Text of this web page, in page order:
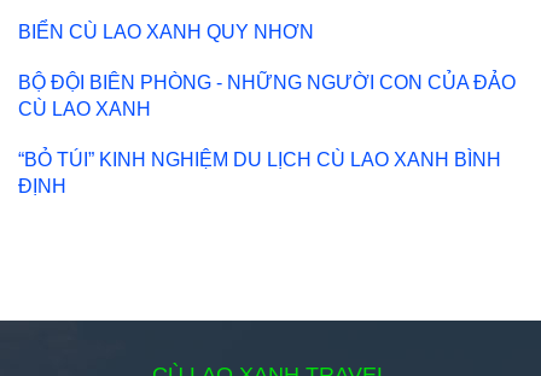
BIỂN CÙ LAO XANH QUY NHƠN
BỘ ĐỘI BIÊN PHÒNG - NHỮNG NGƯỜI CON CỦA ĐẢO
CÙ LAO XANH
“BỎ TÚI” KINH NGHIỆM DU LỊCH CÙ LAO XANH BÌNH
ĐỊNH